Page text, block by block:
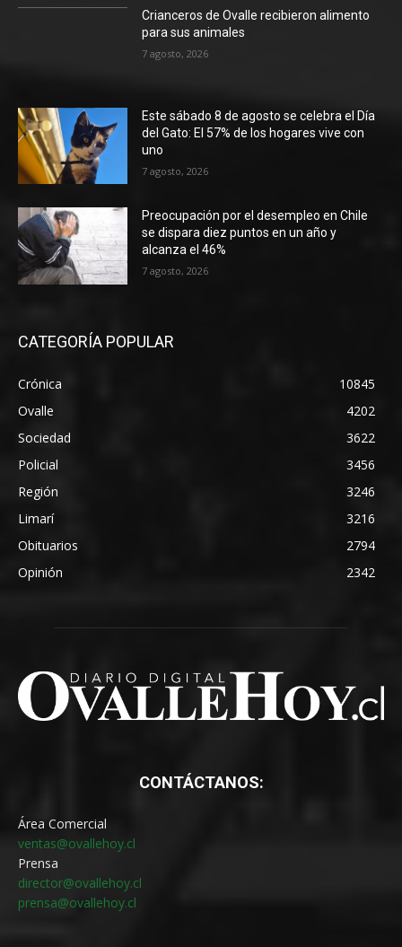
Crianceros de Ovalle recibieron alimento
para sus animales
7 agosto, 2026
Este sábado 8 de agosto se celebra el Día
del Gato: El 57% de los hogares vive con
uno
7 agosto, 2026
Preocupación por el desempleo en Chile
se dispara diez puntos en un año y
alcanza el 46%
7 agosto, 2026
CATEGORÍA POPULAR
Crónica
10845
Ovalle
4202
Sociedad
3622
Policial
3456
Región
3246
Limarí
3216
Obituarios
2794
Opinión
2342
CONTÁCTANOS:
Área Comercial
ventas@ovallehoy.cl
Prensa
director@ovallehoy.cl
prensa@ovallehoy.cl